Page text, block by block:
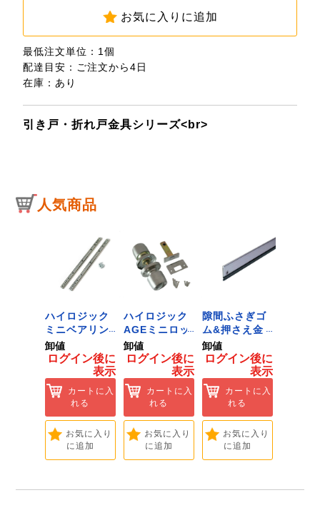
お気に入りに追加
最低注文単位：1個
配達目安：ご注文から4日
在庫：あり
引き戸・折れ戸金具シリーズ<br>
人気商品
ハイロジック
ミニベアリン
グタイプ 310
ミリ 72958
Hardware]
卸値
ログイン後に
表示
カートに入
れる
お気に入り
に追加
ハイロジック
AGEミニロッ
ク 360W
[Tools &
Hardware]
卸値
ログイン後に
表示
カートに入
れる
お気に入り
に追加
隙間ふさぎゴ
ム&押さえ金
物 72909
卸値
ログイン後に
表示
カートに入
れる
お気に入り
に追加